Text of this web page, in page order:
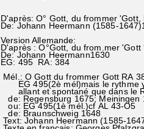
D'après: O° Gott, du frommer 'Gott,
De: Johann Heermann (1585-
Version Allemande:
D'après : O°Gott, du from.mer
De: Johann Heermann1630
EG: 495 RA: 384
Mél.: O Gott du frommer Gott RA
EG 495(2è mél)mais le rythme
allant et spontané que dans le
de: Regensburg 1675; Meiningen
ou: EG 495(1è mél.)cf AL 43-O5
de: Braunschweig 1648
Text: Johann Heermann (1585-